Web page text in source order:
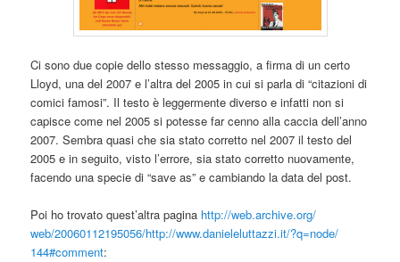
Ci sono due copie dello stesso messaggio, a firma di un certo
Lloyd, una del 2007 e l’altra del 2005 in cui si parla di “citazioni di
comici famosi”. Il testo è leggermente diverso e infatti non si
capisce come nel 2005 si potesse far cenno alla caccia dell’anno
2007. Sembra quasi che sia stato corretto nel 2007 il testo del
2005 e in seguito, visto l’errore, sia stato corretto nuovamente,
facendo una specie di “save as” e cambiando la data del post.
Poi ho trovato quest’altra pagina http://web.archive.org/
web/20060112195056/http://www.danieleluttazzi.it/?q=node/
144#comment: